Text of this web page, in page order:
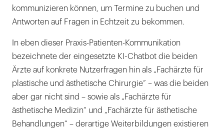
kommunizieren können, um Termine zu buchen und
Antworten auf Fragen in Echtzeit zu bekommen.
In eben dieser Praxis-Patienten-Kommunikation
bezeichnete der eingesetzte KI-Chatbot die beiden
Ärzte auf konkrete Nutzerfragen hin als „Fachärzte für
plastische und ästhetische Chirurgie“ – was die beiden
aber gar nicht sind – sowie als „Fachärzte für
ästhetische Medizin“ und „Fachärzte für ästhetische
Behandlungen“ – derartige Weiterbildungen existieren